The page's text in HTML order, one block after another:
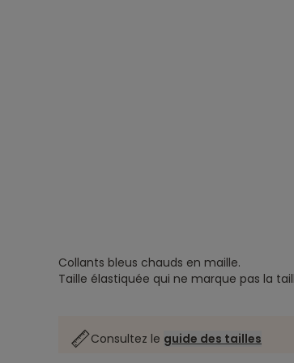
Collants bleus chauds en maille.
Taille élastiquée qui ne marque pas la
Consultez le guide des tailles